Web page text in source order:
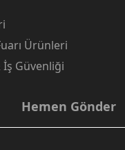
Ürünleri
İş Güvenliği
Hemen Gönder